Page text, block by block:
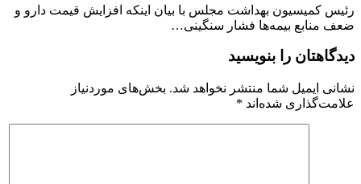
رئیس کمیسیون بهداشت مجلس با بیان اینکه افزایش قیمت دارو و
ضعف منابع بیمه‌ها فشار سنگینی…
دیدگاهتان را بنویسید
نشانی ایمیل شما منتشر نخواهد شد. بخش‌های موردنیاز
علامت‌گذاری شده‌اند *